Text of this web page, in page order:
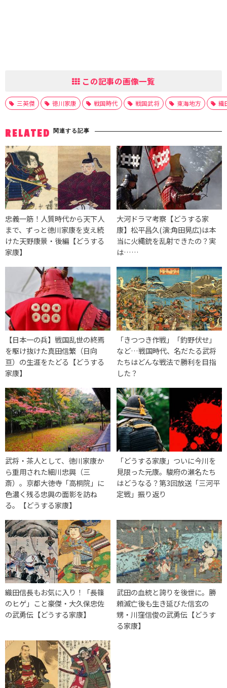
この記事の画像一覧
三英傑 徳川家康 戦国時代 戦国武将 東海地方 織
RELATED 関連する記事
忠義一筋！人質時代から天下人
まで、ずっと徳川家康を支え続
けた天野康景・後編【どうする
家康】
大河ドラマ考察【どうする家
康】松平昌久(演:角田晃広)は本
当に火縄銃を乱射できたの？実
は……
【日本一の兵】戦国乱世の終焉
を駆け抜けた真田信繁（日向
亘）の生涯をたどる【どうする
家康】
「きつつき作戦」「釣野伏せ」
など…戦国時代、名だたる武将
たちはどんな戦法で勝利を目指
した？
武将・茶人として、徳川家康か
ら重用された細川忠興（三
斎）。京都大徳寺「高桐院」に
色濃く残る忠興の面影を訪ね
る。【どうする家康】
「どうする家康」ついに今川を
見限った元康。駿府の瀬名たち
はどうなる？第3回放送「三河平
定戦」振り返り
織田信長もお気に入り！「長篠
のヒゲ」こと豪傑・大久保忠佐
の武勇伝【どうする家康】
武田の血統と誇りを後世に。勝
頼滅亡後も生き延びた信玄の
甥・川窪信俊の武勇伝【どうす
る家康】